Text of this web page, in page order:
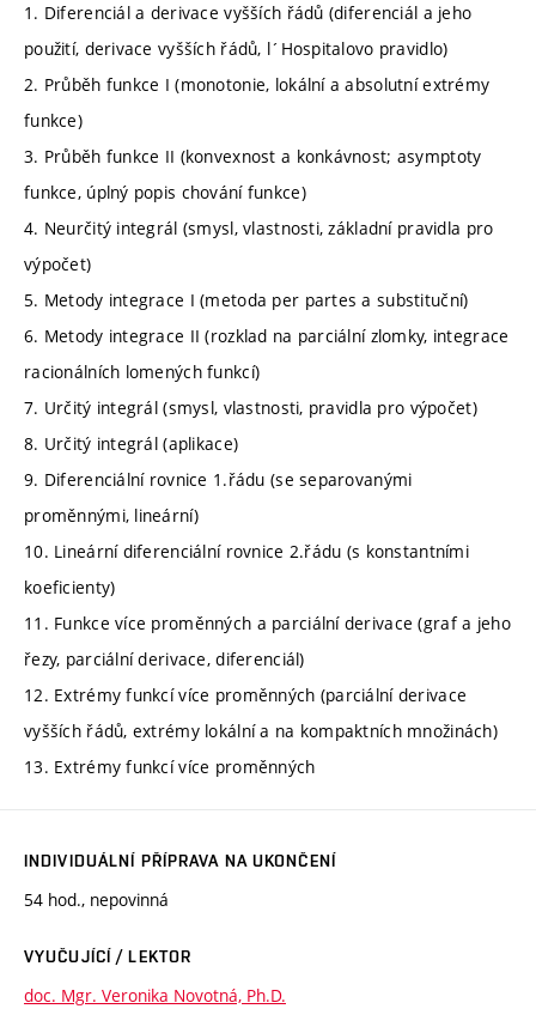
1. Diferenciál a derivace vyšších řádů (diferenciál a jeho
použití, derivace vyšších řádů, l´Hospitalovo pravidlo)
2. Průběh funkce I (monotonie, lokální a absolutní extrémy
funkce)
3. Průběh funkce II (konvexnost a konkávnost; asymptoty
funkce, úplný popis chování funkce)
4. Neurčitý integrál (smysl, vlastnosti, základní pravidla pro
výpočet)
5. Metody integrace I (metoda per partes a substituční)
6. Metody integrace II (rozklad na parciální zlomky, integrace
racionálních lomených funkcí)
7. Určitý integrál (smysl, vlastnosti, pravidla pro výpočet)
8. Určitý integrál (aplikace)
9. Diferenciální rovnice 1.řádu (se separovanými
proměnnými, lineární)
10. Lineární diferenciální rovnice 2.řádu (s konstantními
koeficienty)
11. Funkce více proměnných a parciální derivace (graf a jeho
řezy, parciální derivace, diferenciál)
12. Extrémy funkcí více proměnných (parciální derivace
vyšších řádů, extrémy lokální a na kompaktních množinách)
13. Extrémy funkcí více proměnných
INDIVIDUÁLNÍ PŘÍPRAVA NA UKONČENÍ
54 hod., nepovinná
VYUČUJÍCÍ / LEKTOR
doc. Mgr. Veronika Novotná, Ph.D.